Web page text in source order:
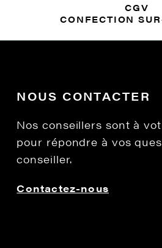
CGV
CONFECTION
NOUS CONTACTER
Nos conseillers sont à
pour répondre à vos
conseiller.
Contactez-nous